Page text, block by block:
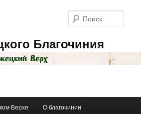
Благочиния
Верхе О благочинии